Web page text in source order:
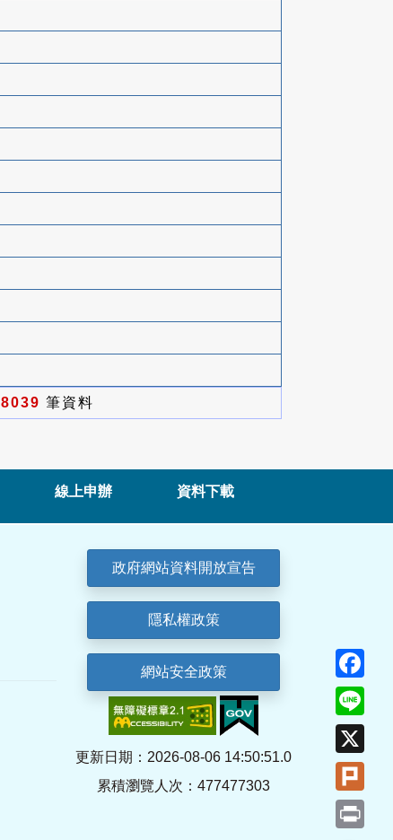
8039 筆資料
線上申辦 資料下載
政府網站資料開放宣告
隱私權政策
網站安全政策
更新日期：2026-08-06 14:50:51.0
累積瀏覽人次：477477303